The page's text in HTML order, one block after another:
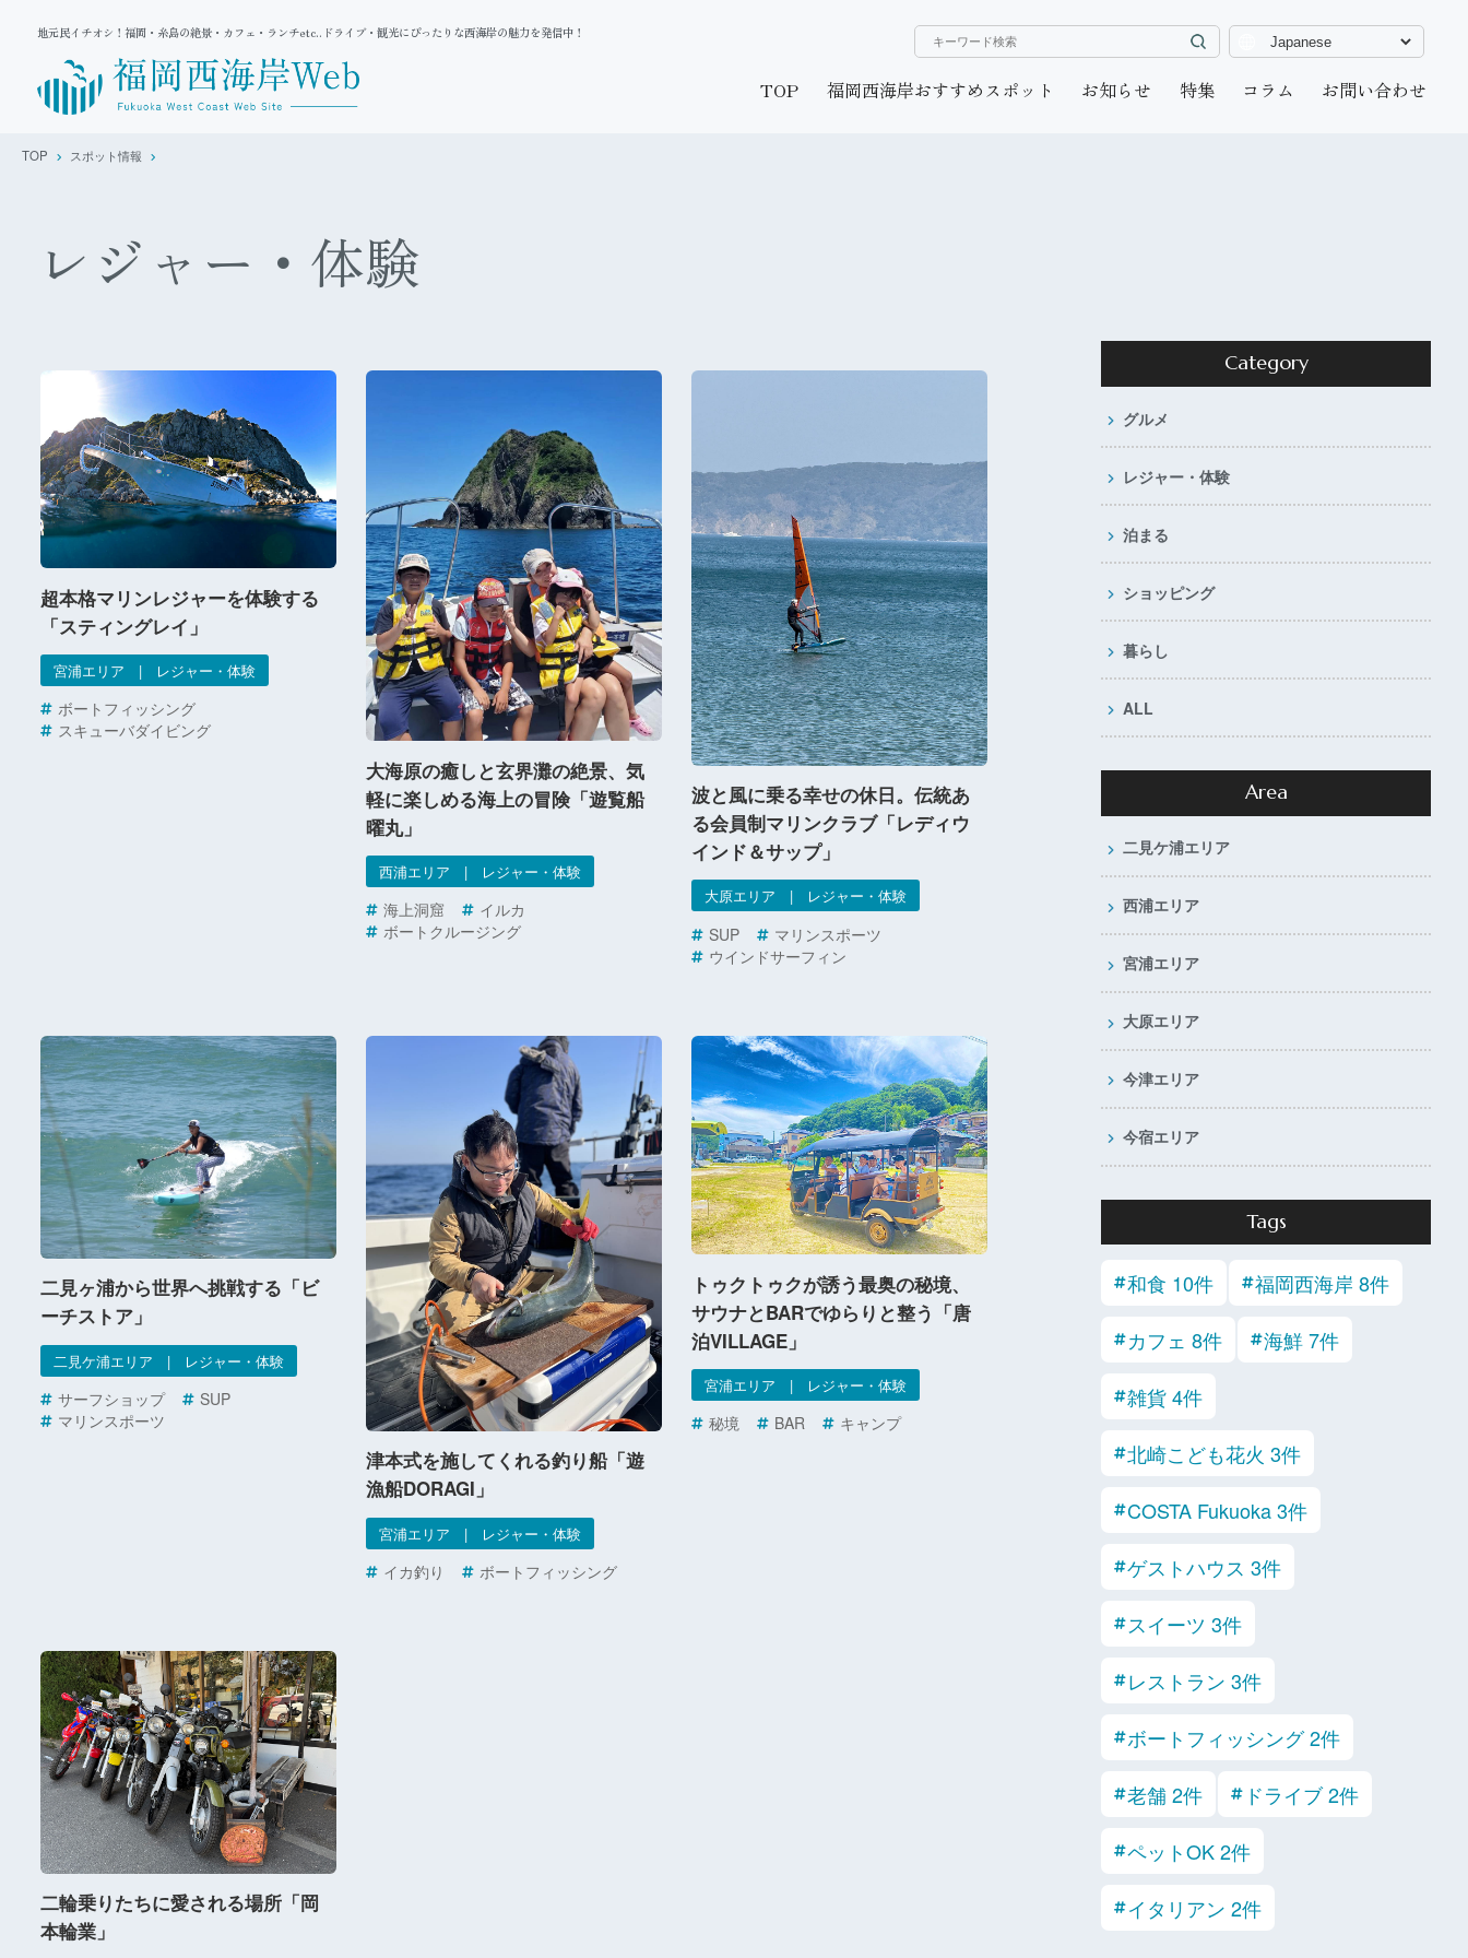
地元民イチオシ！福岡・糸島の絶景・カフェ・ランチetc..ドライブ・観光にぴったりな西海岸の魅力を発信中！
TOP 福岡西海岸おすすめスポット お知らせ 特集 コラム お問い合わせ
TOP スポット情報
レジャー・体験
超本格マリンレジャーを体験する
「スティングレイ」
宮浦エリア | レジャー・体験
ボートフィッシング
スキューバダイビング
大海原の癒しと玄界灘の絶景、気
軽に楽しめる海上の冒険「遊覧船
曜丸」
西浦エリア | レジャー・体験
海上洞窟
イルカ
ボートクルージング
波と風に乗る幸せの休日。伝統あ
る会員制マリンクラブ「レディウ
インド＆サップ」
大原エリア | レジャー・体験
SUP
マリンスポーツ
ウインドサーフィン
二見ヶ浦から世界へ挑戦する「ビ
ーチストア」
二見ケ浦エリア | レジャー・体験
サーフショップ
SUP
マリンスポーツ
津本式を施してくれる釣り船「遊
漁船DORAGI」
宮浦エリア | レジャー・体験
イカ釣り ボートフィッシング
トゥクトゥクが誘う最奥の秘境、
サウナとBARでゆらりと整う「唐
泊VILLAGE」
宮浦エリア | レジャー・体験
秘境 BAR キャンプ
二輪乗りたちに愛される場所「岡
本輪業」
Category
グルメ
レジャー・体験
泊まる
ショッピング
暮らし
ALL
Area
二見ケ浦エリア
西浦エリア
宮浦エリア
大原エリア
今津エリア
今宿エリア
Tags
和食 10件
福岡西海岸 8件
カフェ 8件
海鮮 7件
雑貨 4件
北崎こども花火 3件
COSTA Fukuoka 3件
ゲストハウス 3件
スイーツ 3件
レストラン 3件
ボートフィッシング 2件
老舗 2件
ドライブ 2件
ペットOK 2件
イタリアン 2件